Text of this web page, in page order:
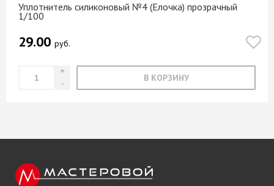
Уплотнитель силиконовый №4 (Елочка) прозрачный
1/100
29.00 руб.
В КОРЗИНУ